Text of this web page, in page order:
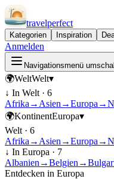
travelperfect
Kategorien Inspiration
Anmelden
Navigationsmenü
🌍WeltWelt▾
↓ In Welt · 6
Afrika → Asien →Europa →
🌍KontinentEuropa▾
Welt · 6
Afrika → Asien →Europa →
↓ In Europa · 7
Albanien →Belgien →
Entdecken in Europa